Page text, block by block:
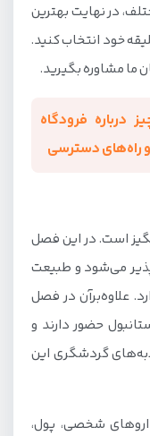
در نهایت بهترین
خود انتخاب کنید.
ما مشاوره بگیرید.
درباره فرودگاه
راه‌های دسترسی
است. در این فصل
می‌شود و طبیعت
علاوه‌برآن در فصل
حضور دارند و
گردشگری این
شخصی، پول،